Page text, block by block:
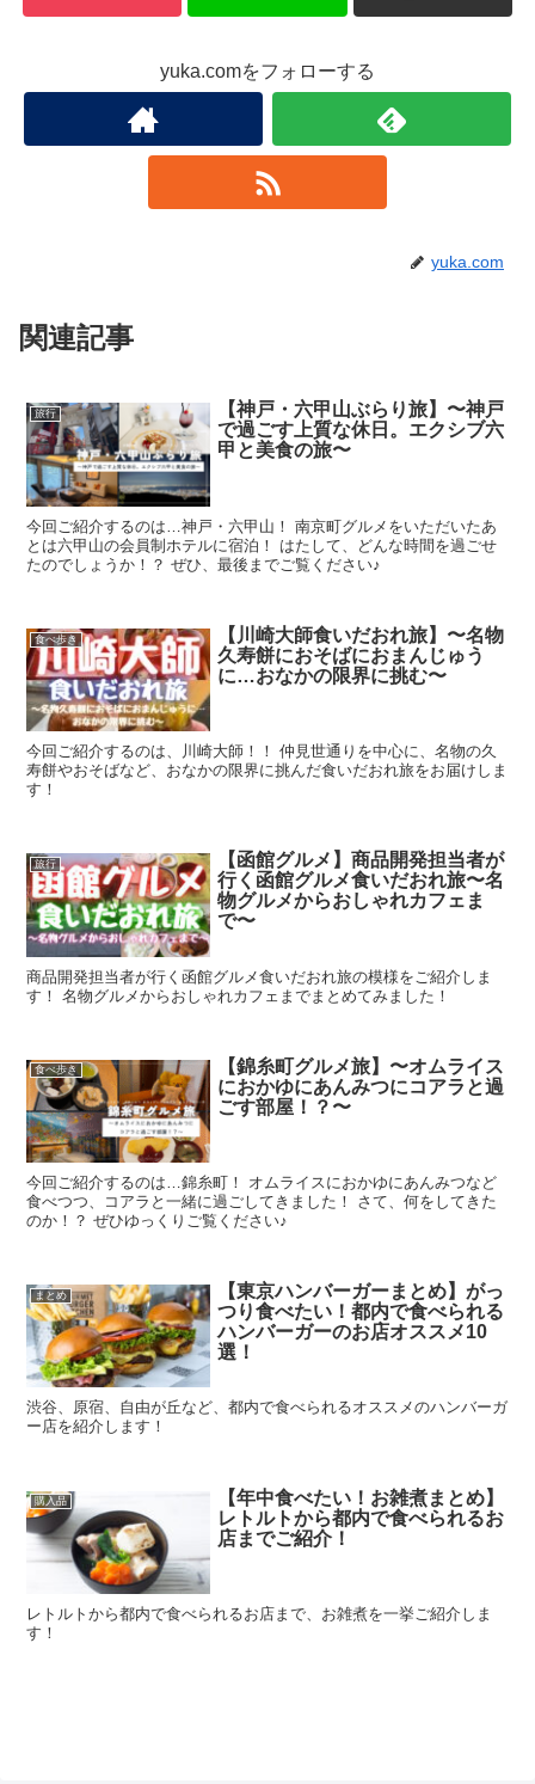
yuka.comをフォローする
yuka.com
関連記事
旅行
【神戸・六甲山ぶらり旅】〜神戸
で過ごす上質な休日。エクシブ六
甲と美食の旅〜
今回ご紹介するのは…神戸・六甲山！ 南京町グルメをいただいたあ
とは六甲山の会員制ホテルに宿泊！ はたして、どんな時間を過ごせ
たのでしょうか！？ ぜひ、最後までご覧ください♪
食べ歩き
【川崎大師食いだおれ旅】〜名物
久寿餅におそばにおまんじゅう
に…おなかの限界に挑む〜
今回ご紹介するのは、川崎大師！！ 仲見世通りを中心に、名物の久
寿餅やおそばなど、おなかの限界に挑んだ食いだおれ旅をお届けしま
す！
旅行
【函館グルメ】商品開発担当者が
行く函館グルメ食いだおれ旅〜名
物グルメからおしゃれカフェま
で〜
商品開発担当者が行く函館グルメ食いだおれ旅の模様をご紹介しま
す！ 名物グルメからおしゃれカフェまでまとめてみました！
食べ歩き
【錦糸町グルメ旅】〜オムライス
におかゆにあんみつにコアラと過
ごす部屋！？〜
今回ご紹介するのは…錦糸町！ オムライスにおかゆにあんみつなど
食べつつ、コアラと一緒に過ごしてきました！ さて、何をしてきた
のか！？ ぜひゆっくりご覧ください♪
まとめ
【東京ハンバーガーまとめ】がっ
つり食べたい！都内で食べられる
ハンバーガーのお店オススメ10
選！
渋谷、原宿、自由が丘など、都内で食べられるオススメのハンバーガ
ー店を紹介します！
購入品
【年中食べたい！お雑煮まとめ】
レトルトから都内で食べられるお
店までご紹介！
レトルトから都内で食べられるお店まで、お雑煮を一挙ご紹介しま
す！